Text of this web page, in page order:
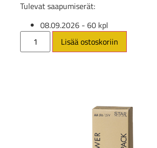
Tulevat saapumiserät:
08.09.2026 - 60 kpl
Lisää ostoskoriin